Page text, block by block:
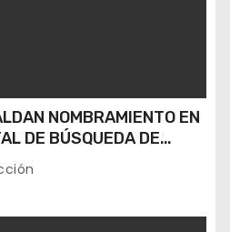
NOMBRAMIENTO EN
DE BÚSQUEDA DE